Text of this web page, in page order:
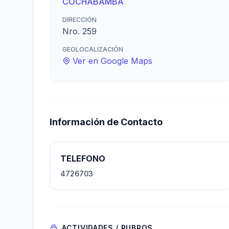
DIRECCIÓN
Nro. 259
GEOLOCALIZACIÓN
Ver en Google Maps
Información de Contacto
TELEFONO
4726703